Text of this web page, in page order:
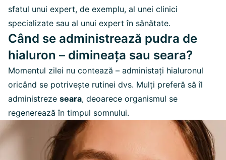
sfatul unui expert, de exemplu, al unei clinici
specializate sau al unui expert în sănătate.
Când se administrează pudra de
hialuron – dimineața sau seara?
Momentul zilei nu contează – administați hialuronul
oricând se potrivește rutinei dvs. Mulți preferă să îl
administreze seara, deoarece organismul se
regenerează în timpul somnului.